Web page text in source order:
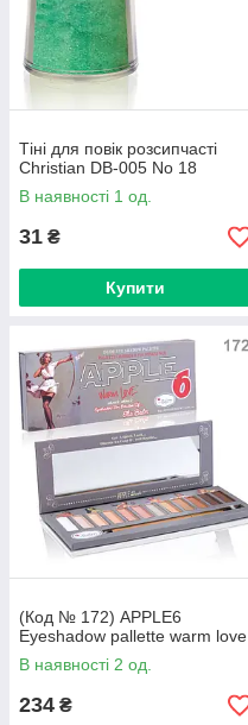
Тіні для повік розсипчасті
Christian DB-005 No 18
В наявності 1 од.
31 ₴
Купити
(Код № 172) APPLE6
Eyeshadow pallette warm love
В наявності 2 од.
234 ₴